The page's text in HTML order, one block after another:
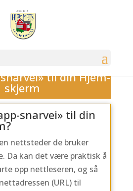
til din Hjem-
skjerm
snarvei» til din
nettsteder de bruker
Da kan det være praktisk å
opp nettleseren, og så
(URL) til